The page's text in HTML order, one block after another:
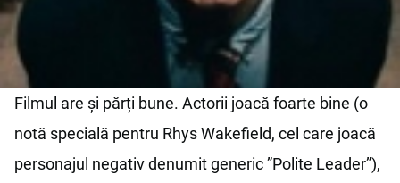
Filmul are și părți bune. Actorii joacă foarte bine (o
notă specială pentru Rhys Wakefield, cel care joacă
personajul negativ denumit generic ”Polite Leader”),